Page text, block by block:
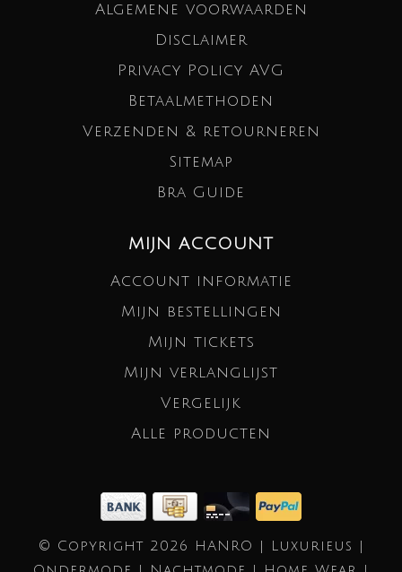
Algemene voorwaarden
Disclaimer
Privacy Policy AVG
Betaalmethoden
Verzenden & retourneren
Sitemap
Bra Guide
MIJN ACCOUNT
Account informatie
Mijn bestellingen
Mijn tickets
Mijn verlanglijst
Vergelijk
Alle producten
© Copyright 2026 HANRO | Luxurieus |